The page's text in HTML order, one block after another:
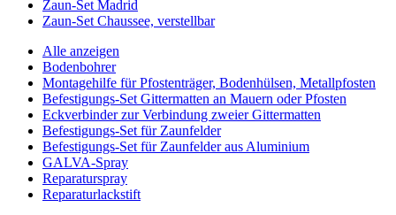
Zaun-Set Madrid
Zaun-Set Chaussee, verstellbar
Alle anzeigen
Bodenbohrer
Montagehilfe für Pfostenträger, Bodenhülsen, Metallpfosten
Befestigungs-Set Gittermatten an Mauern oder Pfosten
Eckverbinder zur Verbindung zweier Gittermatten
Befestigungs-Set für Zaunfelder
Befestigungs-Set für Zaunfelder aus Aluminium
GALVA-Spray
Reparaturspray
Reparaturlackstift